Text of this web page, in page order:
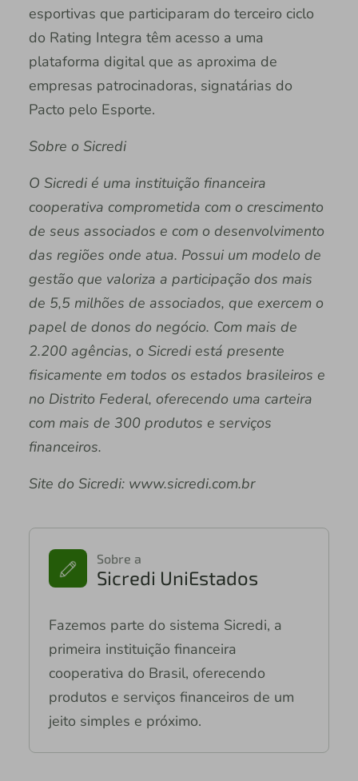
esportivas que participaram do terceiro ciclo
do Rating Integra têm acesso a uma
plataforma digital que as aproxima de
empresas patrocinadoras, signatárias do
Pacto pelo Esporte.
Sobre o Sicredi
O Sicredi é uma instituição financeira
cooperativa comprometida com o crescimento
de seus associados e com o desenvolvimento
das regiões onde atua. Possui um modelo de
gestão que valoriza a participação dos mais
de 5,5 milhões de associados, que exercem o
papel de donos do negócio. Com mais de
2.200 agências, o Sicredi está presente
fisicamente em todos os estados brasileiros e
no Distrito Federal, oferecendo uma carteira
com mais de 300 produtos e serviços
financeiros.
Site do Sicredi: www.sicredi.com.br
Sobre a
Sicredi UniEstados
Fazemos parte do sistema Sicredi, a
primeira instituição financeira
cooperativa do Brasil, oferecendo
produtos e serviços financeiros de um
jeito simples e próximo.